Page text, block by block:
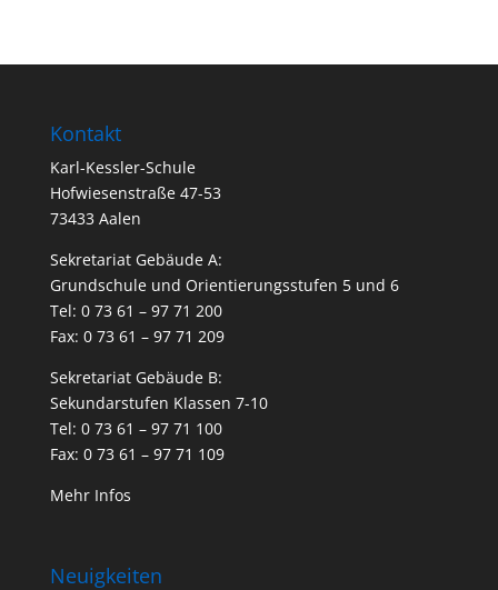
Kontakt
Karl-Kessler-Schule
Hofwiesenstraße 47-53
73433 Aalen
Sekretariat Gebäude A:
Grundschule und Orientierungsstufen 5 und 6
Tel: 0 73 61 – 97 71 200
Fax: 0 73 61 – 97 71 209
Sekretariat Gebäude B:
Sekundarstufen Klassen 7-10
Tel: 0 73 61 – 97 71 100
Fax: 0 73 61 – 97 71 109
Mehr Infos
Neuigkeiten